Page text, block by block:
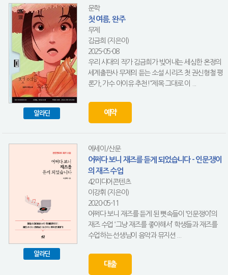
알라딘
문학
첫 여름, 완주
무제
김금희 (지은이)
2025-05-08
우리 시대의 작가 김금희가 빚어내는 세심한 온정의
세계출판사 무제의 듣는 소설 시리즈 첫 권신형철 평
론가, 가수 아이유 추천!“제목 그대로 이 ...
예약
알라딘
에세이/산문
어쩌다 보니 재즈를 듣게 되었습니다 - 인문쟁이
의 재즈 수업
42미디어콘텐츠
이강휘 (지은이)
2020-05-11
어쩌다 보니 재즈를 듣게 된 뼛속들이 ‘인문쟁이’의
재즈 수업 ‘그냥 재즈를 좋아해서’ 학생들과 재즈를
수업하는 선생님이 음악과 뮤지션 ...
대출